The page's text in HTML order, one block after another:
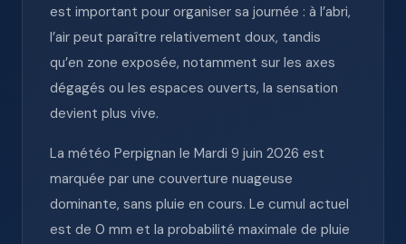
est important pour organiser sa journée : à l’abri,
l’air peut paraître relativement doux, tandis
qu’en zone exposée, notamment sur les axes
dégagés ou les espaces ouverts, la sensation
devient plus vive.
La météo Perpignan le Mardi 9 juin 2026 est
marquée par une couverture nuageuse
dominante, sans pluie en cours. Le cumul actuel
est de 0 mm et la probabilité maximale de pluie